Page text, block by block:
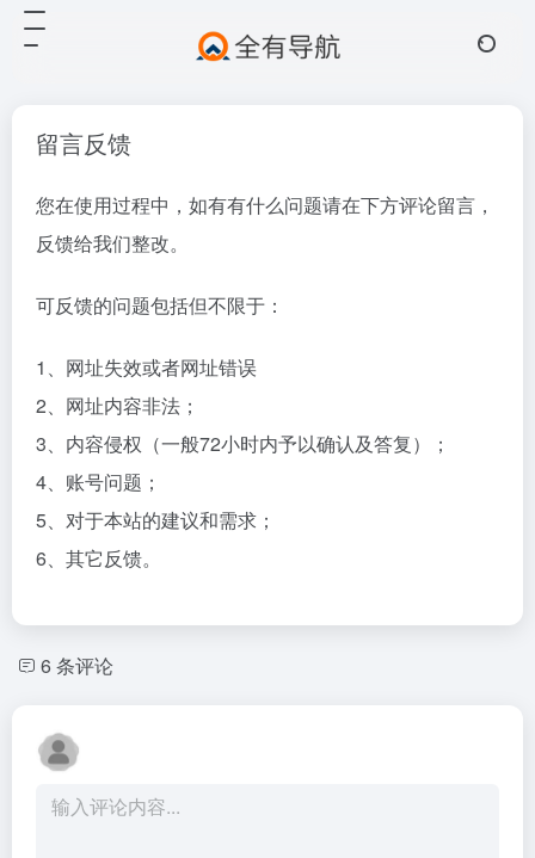
留言反馈
您在使用过程中，如有有什么问题请在下方评论留言，
反馈给我们整改。
可反馈的问题包括但不限于：
1、网址失效或者网址错误
2、网址内容非法；
3、内容侵权（一般72小时内予以确认及答复）；
4、账号问题；
5、对于本站的建议和需求；
6、其它反馈。
6 条评论